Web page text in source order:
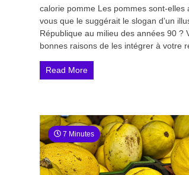
calorie pomme Les pommes sont-elles
vous que le suggérait le slogan d’un
République au milieu des années 90 ?
bonnes raisons de les intégrer à votre
Read More
7 Minutes